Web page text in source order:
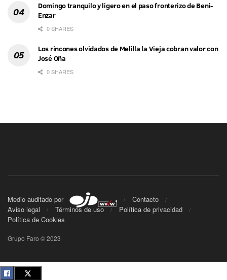
Domingo tranquilo y ligero en el paso fronterizo de Beni-
Enzar
0 SHARES
Los rincones olvidados de Melilla la Vieja cobran valor con
José Oña
0 SHARES
Medio auditado por
Contacto
Aviso legal
Términos de uso
Política de privacidad
Política de Cookies
Grupo Faro © 2023